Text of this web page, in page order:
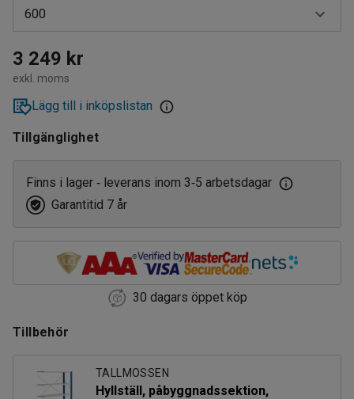
600
400
500
600
3 249 kr
exkl. moms
Lägg till i inköpslistan
Tillgänglighet
Finns i lager ‑ leverans inom 3‑5 arbetsdagar
Garantitid 7 år
30 dagars öppet köp
Tillbehör
TALLMOSSEN
Hyllställ, påbyggnadssektion,